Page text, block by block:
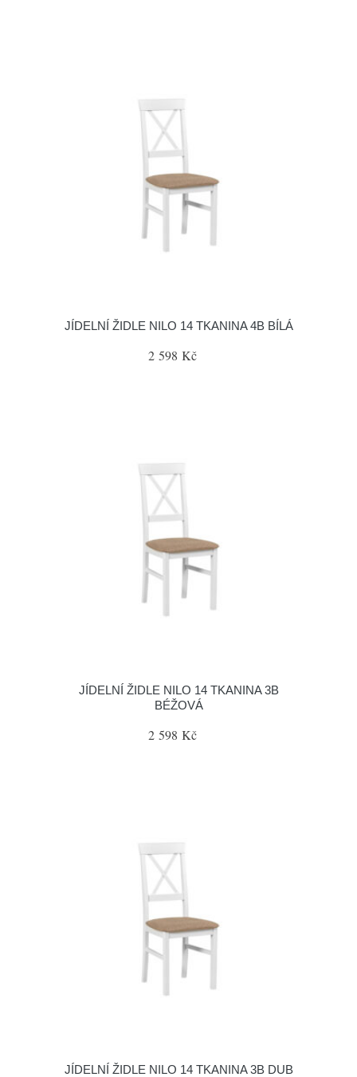
JÍDELNÍ ŽIDLE NILO 14 TKANINA 4B BÍLÁ
2 598 Kč
JÍDELNÍ ŽIDLE NILO 14 TKANINA 3B
BÉŽOVÁ
2 598 Kč
JÍDELNÍ ŽIDLE NILO 14 TKANINA 3B DUB